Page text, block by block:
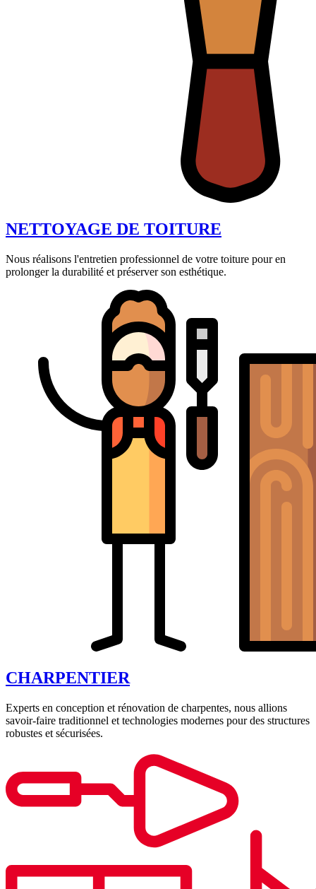
NETTOYAGE DE TOITURE
Nous réalisons l'entretien professionnel de votre toiture pour en
prolonger la durabilité et préserver son esthétique.
CHARPENTIER
Experts en conception et rénovation de charpentes, nous allions
savoir-faire traditionnel et technologies modernes pour des structures
robustes et sécurisées.